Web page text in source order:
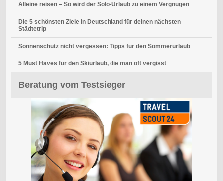
Alleine reisen – So wird der Solo-Urlaub zu einem Vergnügen
Die 5 schönsten Ziele in Deutschland für deinen nächsten
Städtetrip
Sonnenschutz nicht vergessen: Tipps für den Sommerurlaub
5 Must Haves für den Skiurlaub, die man oft vergisst
Beratung vom Testsieger